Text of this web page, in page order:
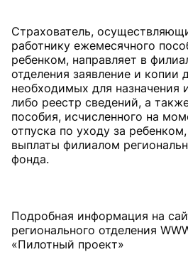
Страхователь,
работнику ежемесячного
ребенком, направляет в
отделения заявление и копии
необходимых для назначения
либо реестр сведений, а
пособия, исчисленного на
отпуска по уходу за
выплаты филиалом
фонда.
Подробная информация на
регионального отделения
«Пилотный проект»